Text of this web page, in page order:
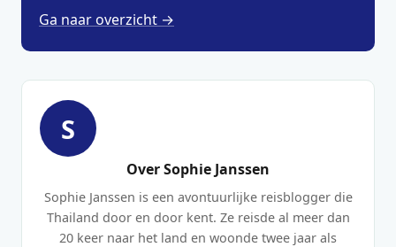
Ga naar overzicht →
S
Over Sophie Janssen
Sophie Janssen is een avontuurlijke reisblogger die
Thailand door en door kent. Ze reisde al meer dan
20 keer naar het land en woonde twee jaar als